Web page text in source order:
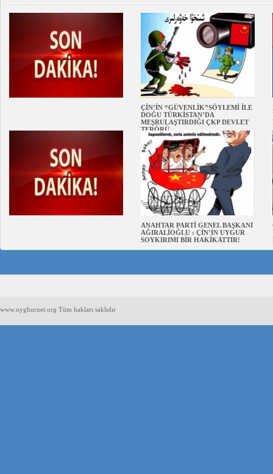
ÇİN’İN “GÜVENLİK”SÖYLEMİ İLE
DOĞU TÜRKİSTAN’DA
MEŞRULAŞTIRDIĞI ÇKP DEVLET
TERÖRÜ
ANAHTAR PARTİ GENEL BAŞKANI
AĞIRALİOĞLU : ÇİN’İN UYGUR
SOYKIRIMI BİR HAKİKATTIR!
www.uyghurnet.org Tüm hakları saklıdır